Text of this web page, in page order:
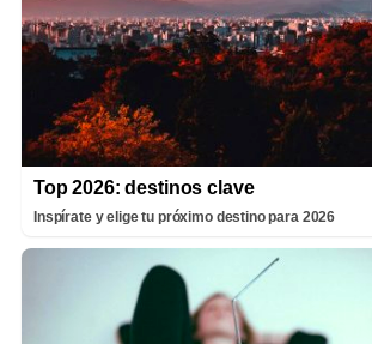
Top 2026: destinos clave
Inspírate y elige tu próximo destino para 2026